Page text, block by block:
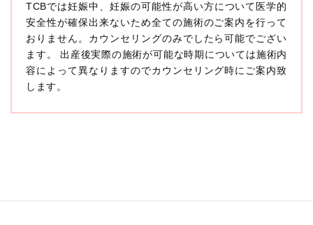
本プライバシーポリシーにおいて「個人情報」とは、生
存する個人に関する情報であって、当該情報に含まれる
氏名、生年月日その他の記述等により特定の個人を識別
できるもの又は個人識別符号（個人情報保護委員会の政
令に準じます。）が含まれるものをいいます。
収集した患者様に関する情報には、単独のままでは特定
の個人を識別できない情報もありますが、他の情報と組
み合わせることにより特定の個人を識別できる場合、か
に扱うものとします。
①TCBグループが患者様から取得する情報
TCBでは妊娠中、妊娠の可能性が高い方について医学的
安全性が確保出来ないため全ての施術のご案内を行って
おりません。カウンセリングのみでしたら可能でござい
ます。 出産後実際の施術が可能な時期については施術内
容によって異なりますのでカウンセリング時にご案内致
します。